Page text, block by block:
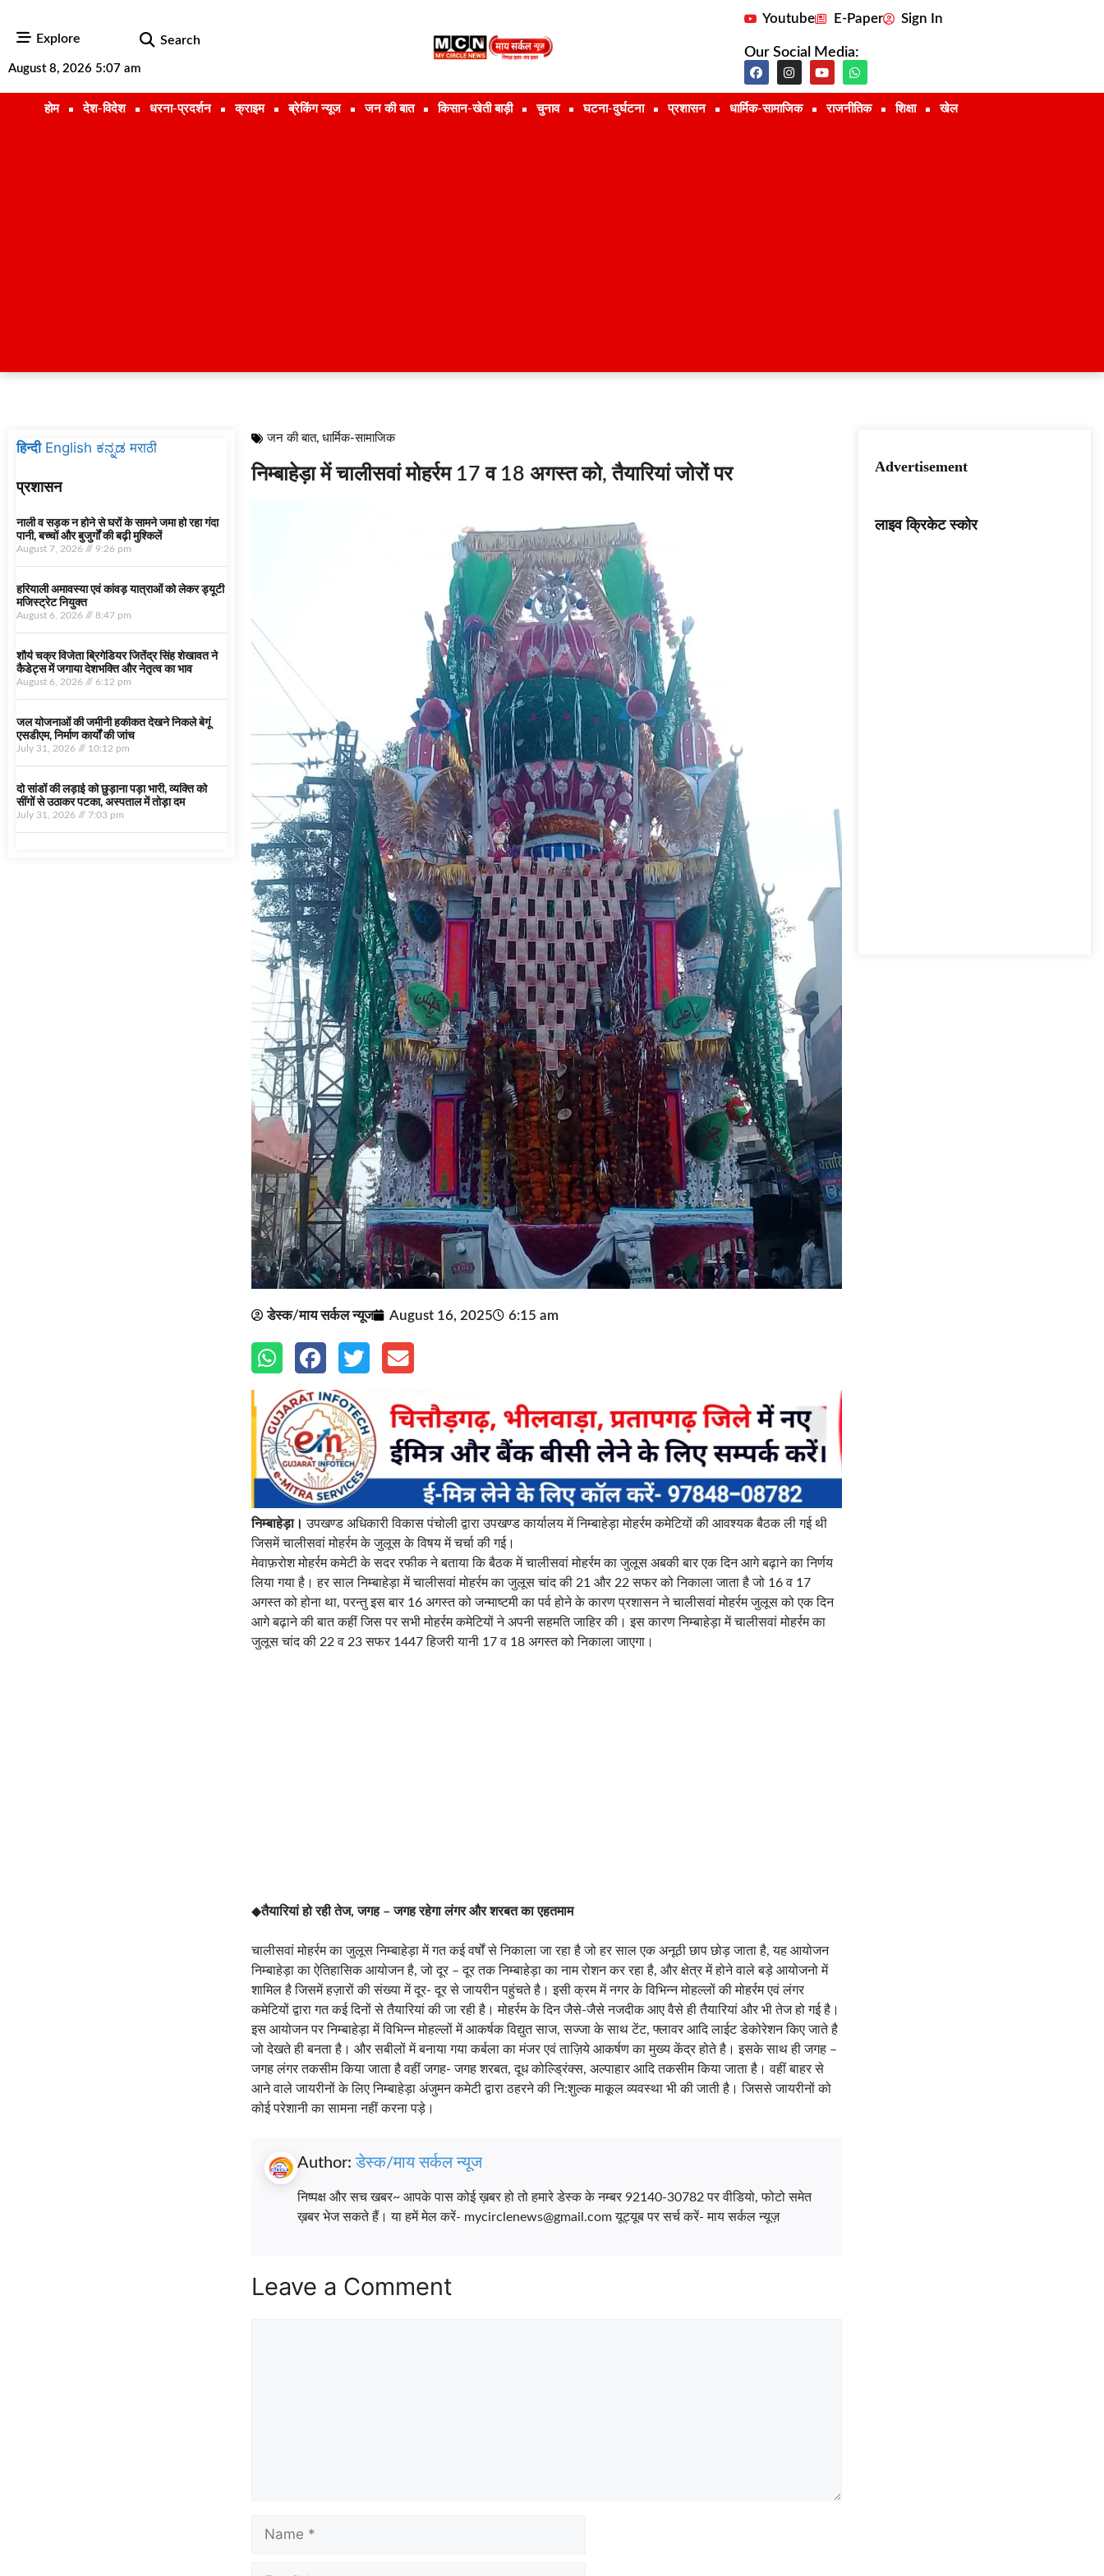
Explore Search
August 8, 2026 5:07 am
Youtube E-Paper Sign In
Our Social Media:
होम देश-विदेश धरना-प्रदर्शन क्राइम ब्रेकिंग न्यूज जन की बात किसान-खेती बाड़ी चुनाव घटना-दुर्घटना प्रशासन धार्मिक-सामाजिक राजनीतिक शिक्षा खेल
हिन्दी English ಕನ್ನಡ मराठी
प्रशासन
नाली व सड़क न होने से घरों के सामने जमा हो रहा गंदा
पानी, बच्चों और बुजुर्गों की बढ़ी मुश्किलें
August 7, 2026 9:26 pm
हरियाली अमावस्या एवं कांवड़ यात्राओं को लेकर ड्यूटी
मजिस्ट्रेट नियुक्त
August 6, 2026 8:47 pm
शौर्य चक्र विजेता ब्रिगेडियर जितेंद्र सिंह शेखावत ने
कैडेट्स में जगाया देशभक्ति और नेतृत्व का भाव
August 6, 2026 6:12 pm
जल योजनाओं की जमीनी हकीकत देखने निकले बेगूं
एसडीएम, निर्माण कार्यों की जांच
July 31, 2026 10:12 pm
दो सांडों की लड़ाई को छुड़ाना पड़ा भारी, व्यक्ति को
सींगों से उठाकर पटका, अस्पताल में तोड़ा दम
July 31, 2026 7:03 pm
जन की बात, धार्मिक-सामाजिक
निम्बाहेड़ा में चालीसवां मोहर्रम 17 व 18 अगस्त को, तैयारियां जोरों पर
डेस्क/माय सर्कल न्यूज August 16, 2025 6:15 am
निम्बाहेड़ा। उपखण्ड अधिकारी विकास पंचोली द्वारा उपखण्ड कार्यालय में निम्बाहेड़ा मोहर्रम कमेटियों की आवश्यक बैठक ली गई थी
जिसमें चालीसवां मोहर्रम के जुलूस के विषय में चर्चा की गई।
मेवाफ़रोश मोहर्रम कमेटी के सदर रफीक ने बताया कि बैठक में चालीसवां मोहर्रम का जुलूस अबकी बार एक दिन आगे बढ़ाने का निर्णय
लिया गया है। हर साल निम्बाहेड़ा में चालीसवां मोहर्रम का जुलूस चांद की 21 और 22 सफर को निकाला जाता है जो 16 व 17
अगस्त को होना था, परन्तु इस बार 16 अगस्त को जन्माष्टमी का पर्व होने के कारण प्रशासन ने चालीसवां मोहर्रम जुलूस को एक दिन
आगे बढ़ाने की बात कहीं जिस पर सभी मोहर्रम कमेटियों ने अपनी सहमति जाहिर की। इस कारण निम्बाहेड़ा में चालीसवां मोहर्रम का
जुलूस चांद की 22 व 23 सफर 1447 हिजरी यानी 17 व 18 अगस्त को निकाला जाएगा।
◆तैयारियां हो रही तेज, जगह – जगह रहेगा लंगर और शरबत का एहतमाम
चालीसवां मोहर्रम का जुलूस निम्बाहेड़ा में गत कई वर्षों से निकाला जा रहा है जो हर साल एक अनूठी छाप छोड़ जाता है, यह आयोजन
निम्बाहेड़ा का ऐतिहासिक आयोजन है, जो दूर – दूर तक निम्बाहेड़ा का नाम रोशन कर रहा है, और क्षेत्र में होने वाले बड़े आयोजनो में
शामिल है जिसमें हज़ारों की संख्या में दूर- दूर से जायरीन पहुंचते है। इसी क्रम में नगर के विभिन्न मोहल्लों की मोहर्रम एवं लंगर
कमेटियों द्वारा गत कई दिनों से तैयारियां की जा रही है। मोहर्रम के दिन जैसे-जैसे नजदीक आए वैसे ही तैयारियां और भी तेज हो गई है।
इस आयोजन पर निम्बाहेड़ा में विभिन्न मोहल्लों में आकर्षक विद्युत साज, सज्जा के साथ टेंट, फ्लावर आदि लाईट डेकोरेशन किए जाते है
जो देखते ही बनता है। और सबीलों में बनाया गया कर्बला का मंजर एवं ताज़िये आकर्षण का मुख्य केंद्र होते है। इसके साथ ही जगह –
जगह लंगर तकसीम किया जाता है वहीं जगह- जगह शरबत, दूध कोल्ड्रिंक्स, अल्पाहार आदि तकसीम किया जाता है। वहीं बाहर से
आने वाले जायरीनों के लिए निम्बाहेड़ा अंजुमन कमेटी द्वारा ठहरने की नि:शुल्क माकूल व्यवस्था भी की जाती है। जिससे जायरीनों को
कोई परेशानी का सामना नहीं करना पड़े।
Author:डेस्क/माय सर्कल न्यूज
निष्पक्ष और सच खबर~ आपके पास कोई ख़बर हो तो हमारे डेस्क के नम्बर 92140-30782 पर वीडियो, फोटो समेत
ख़बर भेज सकते हैं। या हमें मेल करें- mycirclenews@gmail.com यूट्यूब पर सर्च करें- माय सर्कल न्यूज़
Leave a Comment
Advertisement
लाइव क्रिकेट स्कोर